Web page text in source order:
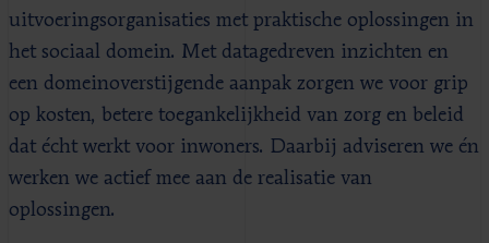
uitvoeringsorganisaties met praktische oplossingen in
het sociaal domein. Met datagedreven inzichten en
een domeinoverstijgende aanpak zorgen we voor grip
op kosten, betere toegankelijkheid van zorg en beleid
dat écht werkt voor inwoners. Daarbij adviseren we én
werken we actief mee aan de realisatie van
oplossingen.